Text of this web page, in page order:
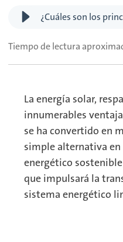
Tiempo de lectura
La energía solar,
innumerables
se ha convertido en
simple alternativa
energético
que impulsará la
sistema energético